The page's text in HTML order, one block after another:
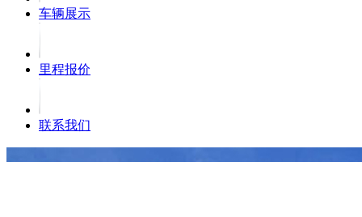
车辆展示
里程报价
联系我们